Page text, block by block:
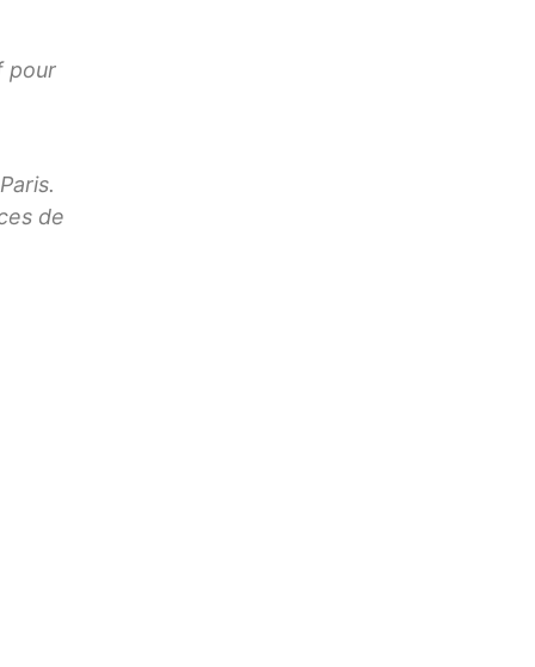
pour
de